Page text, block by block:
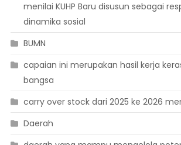
menilai KUHP Baru disusun sebagai
dinamika sosial
BUMN
capaian ini merupakan hasil kerja
bangsa
carry over stock dari 2025 ke 2026
Daerah